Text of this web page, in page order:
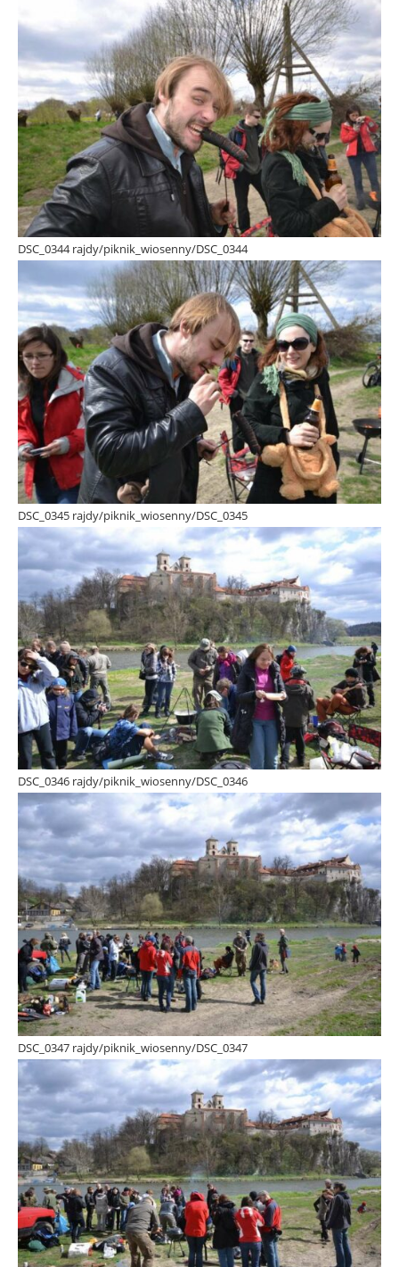
DSC_0344 rajdy/piknik_wiosenny/DSC_0344
DSC_0345 rajdy/piknik_wiosenny/DSC_0345
DSC_0346 rajdy/piknik_wiosenny/DSC_0346
DSC_0347 rajdy/piknik_wiosenny/DSC_0347